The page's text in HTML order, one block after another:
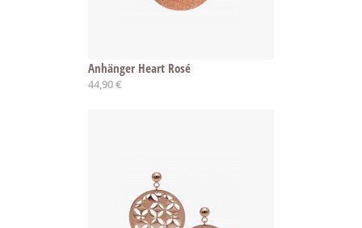
Anhänger Heart Rosé
44,90 €